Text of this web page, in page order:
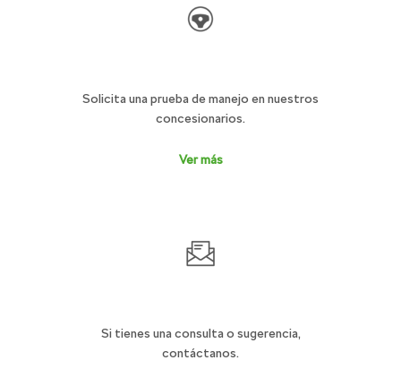
Solicita una prueba de manejo en nuestros
concesionarios.
Ver más
Si tienes una consulta o sugerencia,
contáctanos.